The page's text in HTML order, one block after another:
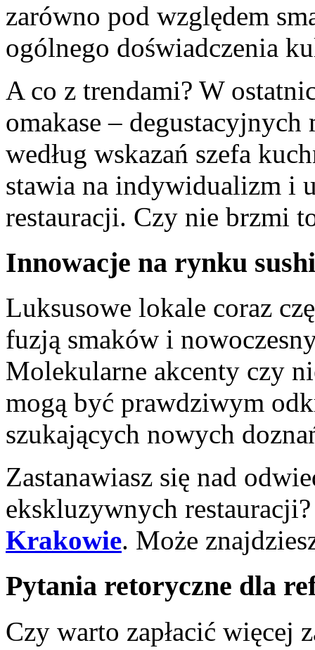
zarówno pod względem
ogólnego doświadczenia
A co z trendami? W
omakase –
według wskazań szefa
stawia na indywidualizm i
restauracji. Czy nie brzmi
Innowacje na rynku sushi
Luksusowe lokale coraz
fuzją smaków i
Molekularne akcenty czy
mogą być prawdziwym
szukających nowych
Zastanawiasz się nad
ekskluzywnych
Krakowie. Może
Pytania retoryczne dla
Czy warto zapłacić więcej